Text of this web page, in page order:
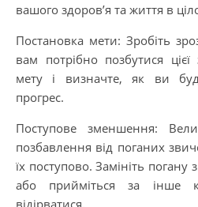
вашого здоров’я та життя в
Постановка мети: Зробіть
вам потрібно позбутися
мету і визначте, як ви
прогрес.
Поступове зменшення:
позбавлення від поганих
їх поступово. Замініть
або прийміться за інше
відірватися.